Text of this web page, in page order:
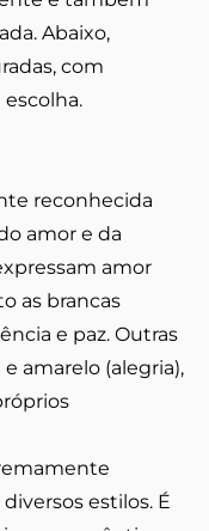
Abaixo,
com
escolha.
reconhecida
amor e da
amor
as brancas
e paz. Outras
amarelo (alegria),
estilos. É